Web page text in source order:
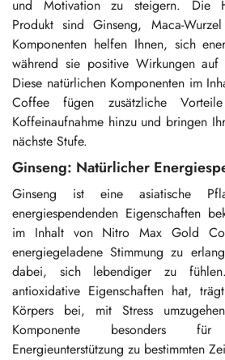
und Motivation zu steigern. Die
Produkt sind Ginseng, Maca-
Komponenten helfen Ihnen, sich
während sie positive Wirkungen
Diese natürlichen Komponenten im
Coffee fügen zusätzliche
Koffeinaufnahme hinzu und bringen
nächste Stufe.
Ginseng: Natürlicher
Ginseng ist eine asiatische
energiespendenden Eigenschaften
im Inhalt von Nitro Max Gold
energiegeladene Stimmung zu
dabei, sich lebendiger zu
antioxidative Eigenschaften hat,
Körpers bei, mit Stress
Komponente besonders
Energieunterstützung zu bestimmten